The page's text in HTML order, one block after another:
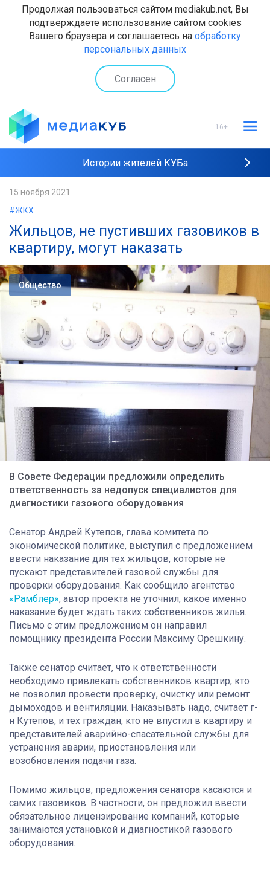
Продолжая пользоваться сайтом mediakub.net, Вы
подтверждаете использование сайтом cookies
Вашего браузера и соглашаетесь на обработку
персональных данных
Согласен
16+
Истории жителей КУБа
15 ноября 2021
#ЖКХ
Жильцов, не пустивших газовиков в
квартиру, могут наказать
Общество
В Совете Федерации предложили определить
ответственность за недопуск специалистов для
диагностики газового оборудования
Сенатор Андрей Кутепов, глава комитета по
экономической политике, выступил с предложением
ввести наказание для тех жильцов, которые не
пускают представителей газовой службы для
проверки оборудования. Как сообщило агентство
«Рамблер», автор проекта не уточнил, какое именно
наказание будет ждать таких собственников жилья.
Письмо с этим предложением он направил
помощнику президента России Максиму Орешкину.
Также сенатор считает, что к ответственности
необходимо привлекать собственников квартир, кто
не позволил провести проверку, очистку или ремонт
дымоходов и вентиляции. Наказывать надо, считает г-
н Кутепов, и тех граждан, кто не впустил в квартиру и
представителей аварийно-спасательной службы для
устранения аварии, приостановления или
возобновления подачи газа.
Помимо жильцов, предложения сенатора касаются и
самих газовиков. В частности, он предложил ввести
обязательное лицензирование компаний, которые
занимаются установкой и диагностикой газового
оборудования.